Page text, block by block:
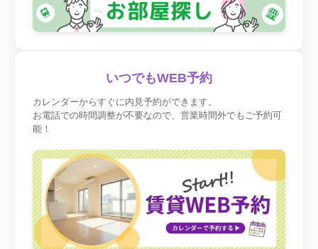
いつでもWEB予約
カレンダーからすぐに内見予約ができます。
お電話での時間調整が不要なので、営業時間外でもご予約可
能！